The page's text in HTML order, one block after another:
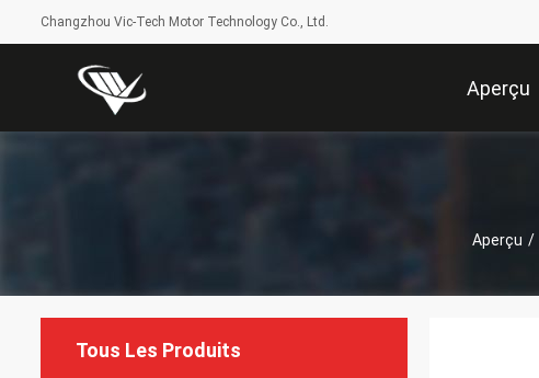
Changzhou Vic-Tech Motor Technology Co., Ltd.
Aperçu
Aperçu /
Tous Les Produits